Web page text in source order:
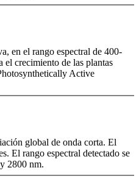
en el rango espectral de 400-
el crecimiento de las plantas
Active
global de onda corta. El
El rango espectral detectado se
2800 nm.